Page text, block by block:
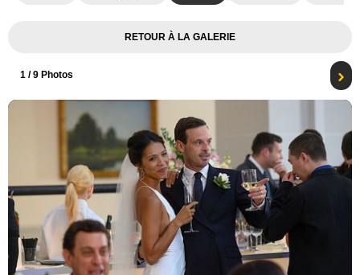
RETOUR À LA GALERIE
1 / 9 Photos